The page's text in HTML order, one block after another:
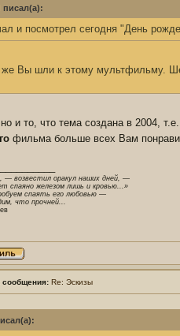
писал(а):
и посмотрел сегодня "День
же Вы шли к этому мультфильму.
и то, что тема создана в 2004,
фильма больше всех Вам
— возвестил оракул наших дней, —
спаяно железом лишь и кровью...»
спаять его любовью —
что прочней...
сообщения: Re: Эскизы